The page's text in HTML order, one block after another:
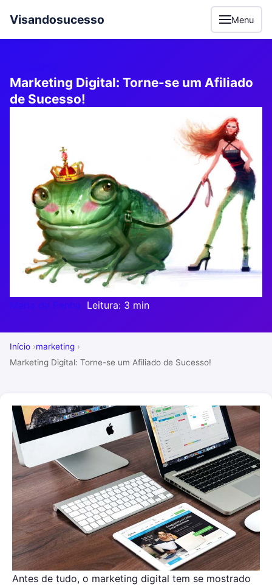
Visandosucesso Menu
Marketing Digital: Torne-se um Afiliado
de Sucesso!
Maria da Penha Leitura: 3 min
Início
marketing
Marketing Digital: Torne-se um Afiliado de Sucesso!
Antes de tudo, o marketing digital tem se mostrado